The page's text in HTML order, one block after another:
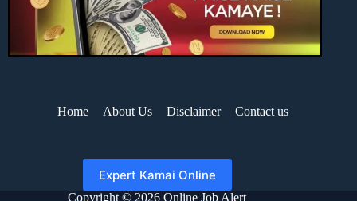
Home About Us Disclaimer Contact us
Expert Kamai Online
Copyright © 2026 Online Job Alert